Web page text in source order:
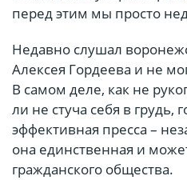
перед этим мы просто
Недавно слушал
Алексея Гордеева и не
В самом деле, как не
ли не стуча себя в грудь,
эффективная пресса –
она единственная и
гражданского общества.